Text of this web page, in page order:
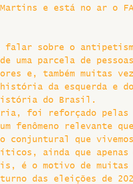
e está no ar o
falar sobre o
parcela de pessoas
e, também muitas
da esquerda e
história do Brasil.
foi reforçado pelas
fenômeno relevante
conjuntural que
ainda que apenas
é o motivo de muitas
das eleições de